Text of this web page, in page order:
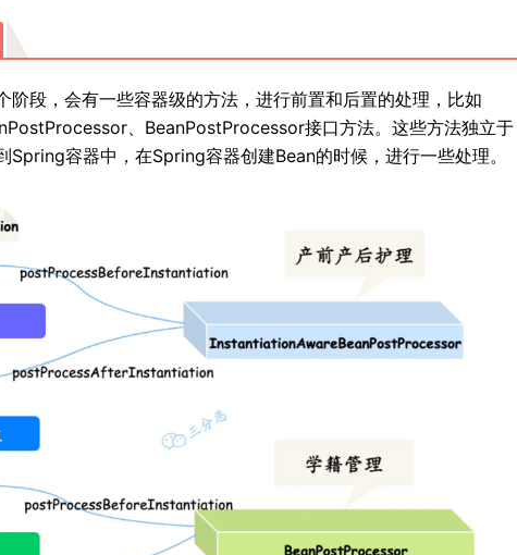
阶段，会有一些容器级的方法，进行前置和后置的处理，比如
、BeanPostProcessor接口方法。这些方法独立于
Spring容器中，在Spring容器创建Bean的时候，进行一些处理。